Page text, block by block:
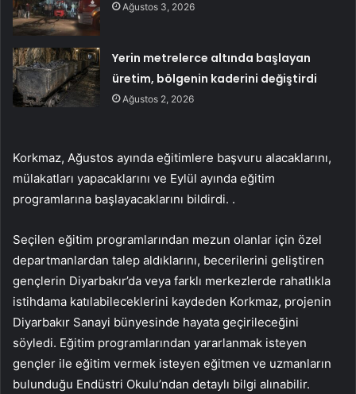
Ağustos 3, 2026
Yerin metrelerce altında başlayan
üretim, bölgenin kaderini değiştirdi
Ağustos 2, 2026
Korkmaz, Ağustos ayında eğitimlere başvuru alacaklarını,
mülakatları yapacaklarını ve Eylül ayında eğitim
programlarına başlayacaklarını bildirdi. .
Seçilen eğitim programlarından mezun olanlar için özel
departmanlardan talep aldıklarını, becerilerini geliştiren
gençlerin Diyarbakır’da veya farklı merkezlerde rahatlıkla
istihdama katılabileceklerini kaydeden Korkmaz, projenin
Diyarbakır Sanayi bünyesinde hayata geçirileceğini
söyledi. Eğitim programlarından yararlanmak isteyen
gençler ile eğitim vermek isteyen eğitmen ve uzmanların
bulunduğu Endüstri Okulu’ndan detaylı bilgi alınabilir.